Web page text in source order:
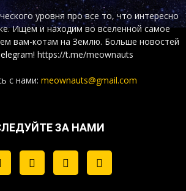
уровня про все то, что интересно
Ищем и находим во вселенной самое
вам-котам на Землю. Больше новостей
https://t.me/meownauts
с нами: meownauts@gmail.com
ЗА НАМИ